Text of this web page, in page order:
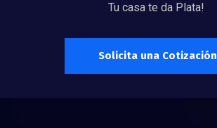
Tu casa te da Plata!
Solicita una Cotización